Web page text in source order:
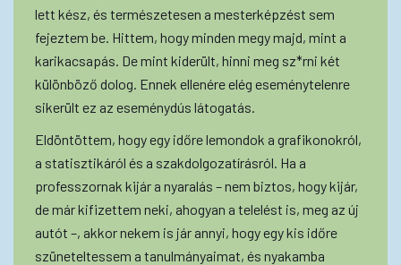
lett kész, és természetesen a mesterképzést sem
fejeztem be. Hittem, hogy minden megy majd, mint a
karikacsapás. De mint kiderült, hinni meg sz*rni két
különböző dolog. Ennek ellenére elég eseménytelenre
sikerült ez az eseménydús látogatás.
Eldöntöttem, hogy egy időre lemondok a grafikonokról,
a statisztikáról és a szakdolgozatírásról. Ha a
professzornak kijár a nyaralás – nem biztos, hogy kijár,
de már kifizettem neki, ahogyan a telelést is, meg az új
autót –, akkor nekem is jár annyi, hogy egy kis időre
szüneteltessem a tanulmányaimat, és nyakamba